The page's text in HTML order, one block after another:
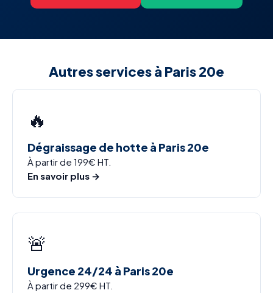
Autres services à Paris 20e
🔥
Dégraissage de hotte à Paris 20e
À partir de 199€ HT.
En savoir plus →
🚨
Urgence 24/24 à Paris 20e
À partir de 299€ HT.